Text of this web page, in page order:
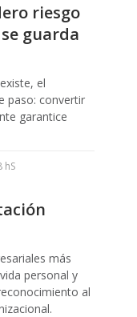
riesgo
guarda
el
paso: convertir
garantice
hS
más
personal y
al